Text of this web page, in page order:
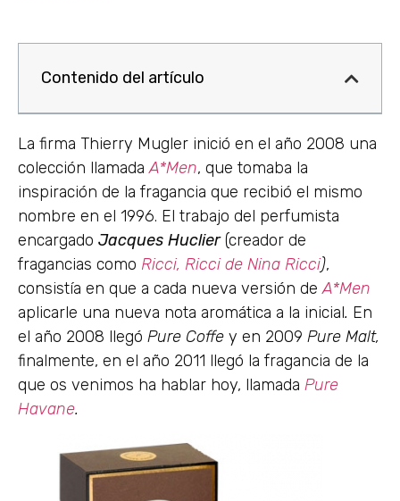
Contenido del artículo
La firma Thierry Mugler inició en el año 2008 una
colección llamadaA*Men, que tomaba la
inspiración de la fragancia que recibió el mismo
nombre en el 1996. El trabajo del perfumista
encargado Jacques Huclier(creador de
fragancias como Ricci, Ricci de Nina Ricci),
consistía en que a cada nueva versión deA*Men
aplicarle una nueva nota aromática a la inicial. En
el año 2008 llegó Pure Coffe y en 2009 Pure Malt,
finalmente, en el año 2011 llegó la fragancia de la
que os venimos ha hablar hoy, llamada Pure
Havane.